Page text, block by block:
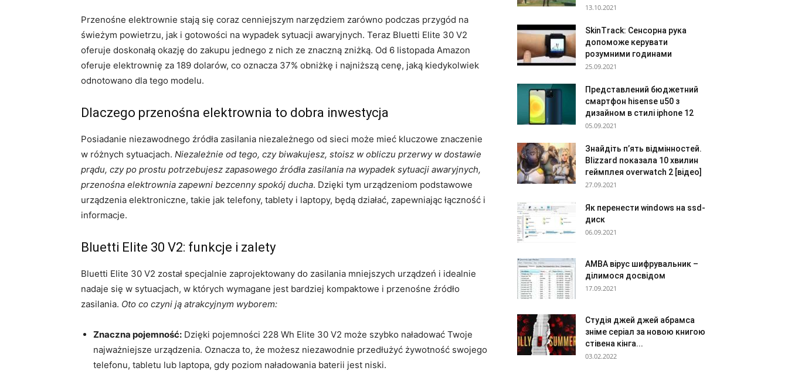
Przenośne elektrownie stają się coraz cenniejszym narzędziem zarówno podczas przygód na
świeżym powietrzu, jak i gotowości na wypadek sytuacji awaryjnych. Teraz Bluetti Elite 30 V2
oferuje doskonałą okazję do zakupu jednego z nich ze znaczną zniżką. Od 6 listopada Amazon
oferuje elektrownię za 189 dolarów, co oznacza 37% obniżkę i najniższą cenę, jaką kiedykolwiek
odnotowano dla tego modelu.
Dlaczego przenośna elektrownia to dobra inwestycja
Posiadanie niezawodnego źródła zasilania niezależnego od sieci może mieć kluczowe znaczenie
w różnych sytuacjach. Niezależnie od tego, czy biwakujesz, stoisz w obliczu przerwy w dostawie
prądu, czy po prostu potrzebujesz zapasowego źródła zasilania na wypadek sytuacji awaryjnych,
przenośna elektrownia zapewni bezcenny spokój ducha. Dzięki tym urządzeniom podstawowe
urządzenia elektroniczne, takie jak telefony, tablety i laptopy, będą działać, zapewniając łączność i
informacje.
Bluetti Elite 30 V2: funkcje i zalety
Bluetti Elite 30 V2 został specjalnie zaprojektowany do zasilania mniejszych urządzeń i idealnie
nadaje się w sytuacjach, w których wymagane jest bardziej kompaktowe i przenośne źródło
zasilania. Oto co czyni ją atrakcyjnym wyborem:
Znaczna pojemność: Dzięki pojemności 228 Wh Elite 30 V2 może szybko naładować Twoje
najważniejsze urządzenia. Oznacza to, że możesz niezawodnie przedłużyć żywotność swojego
telefonu, tabletu lub laptopa, gdy poziom naładowania baterii jest niski.
13.10.2021
SkinTrack: Сенсорна рука
допоможе керувати
розумними годинами
25.09.2021
Представлений бюджетний
смартфон hisense u50 з
дизайном в стилі iphone 12
05.09.2021
Знайдіть п’ять відмінностей.
Blizzard показала 10 хвилин
геймплея overwatch 2 [відео]
27.09.2021
Як перенести windows на ssd-
диск
06.09.2021
AMBA вірус шифрувальник –
ділимося досвідом
17.09.2021
Студія джей джей абрамса
зніме серіал за новою книгою
стівена кінга...
03.02.2022